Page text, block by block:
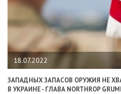
18.07.2022
ЗАПАДНЫХ ЗАПАСОВ ОРУЖИЯ НЕ
В УКРАИНЕ - ГЛАВА NORTHROP